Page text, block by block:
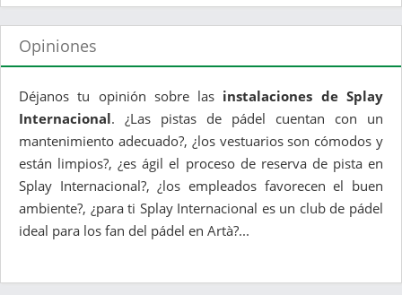
Opiniones
Déjanos tu opinión sobre las instalaciones de Splay
Internacional. ¿Las pistas de pádel cuentan con un
mantenimiento adecuado?, ¿los vestuarios son cómodos y
están limpios?, ¿es ágil el proceso de reserva de pista en
Splay Internacional?, ¿los empleados favorecen el buen
ambiente?, ¿para ti Splay Internacional es un club de pádel
ideal para los fan del pádel en Artà?...